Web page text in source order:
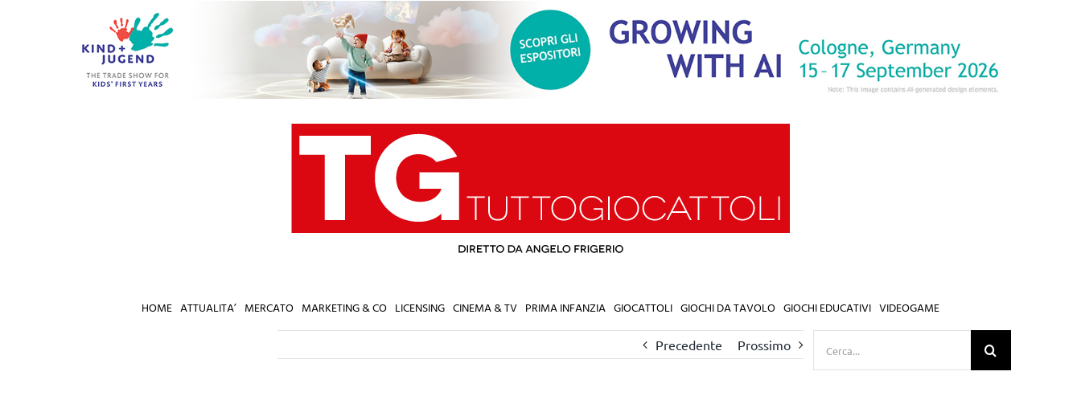
HOME ATTUALITA’ MERCATO MARKETING & CO LICENSING CINEMA & TV PRIMA INFANZIA GIOCATTOLI GIOCHI DA TAVOLO GIOCHI EDUCATIVI VIDEOGAME
Precedente Prossimo